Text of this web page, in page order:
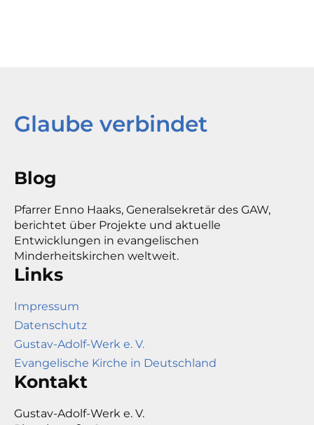
Glaube verbindet
Blog
Pfarrer Enno Haaks, Generalsekretär des GAW,
berichtet über Projekte und aktuelle
Entwicklungen in evangelischen
Minderheitskirchen weltweit.
Links
Impressum
Datenschutz
Gustav-Adolf-Werk e. V.
Evangelische Kirche in Deutschland
Kontakt
Gustav-Adolf-Werk e. V.